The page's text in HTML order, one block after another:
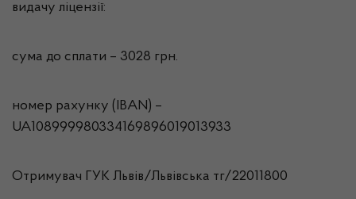
видачу ліцензії:
сума до сплати – 3028 грн.
номер рахунку (IBAN) –
UA108999980334169896019013933
Отримувач ГУК Львiв/Львівська тг/22011800